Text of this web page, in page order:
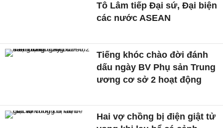
Tô Lâm tiếp Đại sứ, Đại biện
các nước ASEAN
Tiếng khóc chào đời đánh
dấu ngày BV Phụ sản Trung
ương cơ sở 2 hoạt động
Hai vợ chồng bị điện giật tử